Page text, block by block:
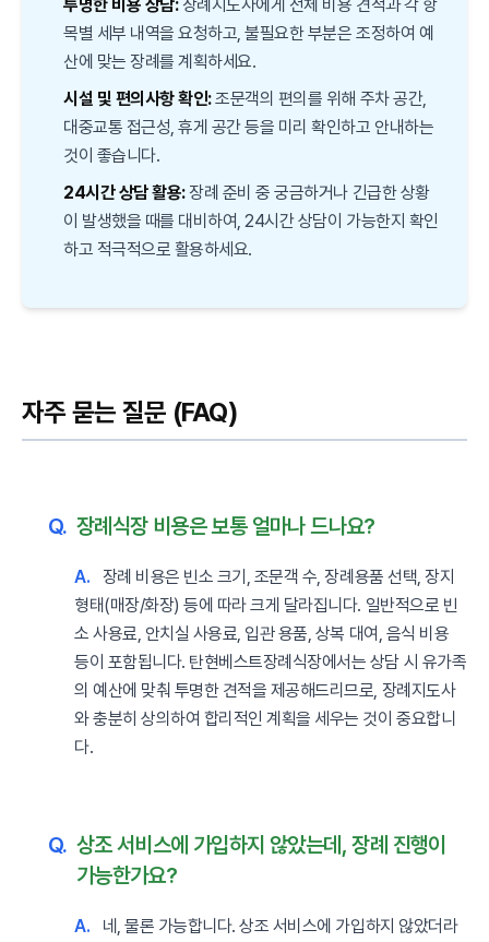
투명한 비용 상담:장례지도사에게 전체 비용 견적과 각 항
목별 세부 내역을 요청하고, 불필요한 부분은 조정하여 예
산에 맞는 장례를 계획하세요.
시설 및 편의사항 확인:조문객의 편의를 위해 주차 공간,
대중교통 접근성, 휴게 공간 등을 미리 확인하고 안내하는
것이 좋습니다.
24시간 상담 활용:장례 준비 중 궁금하거나 긴급한 상황
이 발생했을 때를 대비하여, 24시간 상담이 가능한지 확인
하고 적극적으로 활용하세요.
자주 묻는 질문 (FAQ)
Q. 장례식장 비용은 보통 얼마나 드나요?
A.
장례 비용은 빈소 크기, 조문객 수, 장례용품 선택, 장지
형태(매장/화장) 등에 따라 크게 달라집니다. 일반적으로 빈
소 사용료, 안치실 사용료, 입관 용품, 상복 대여, 음식 비용
등이 포함됩니다. 탄현베스트장례식장에서는 상담 시 유가족
의 예산에 맞춰 투명한 견적을 제공해드리므로, 장례지도사
와 충분히 상의하여 합리적인 계획을 세우는 것이 중요합니
다.
Q. 상조 서비스에 가입하지 않았는데, 장례 진행이
가능한가요?
A.
네, 물론 가능합니다. 상조 서비스에 가입하지 않았더라